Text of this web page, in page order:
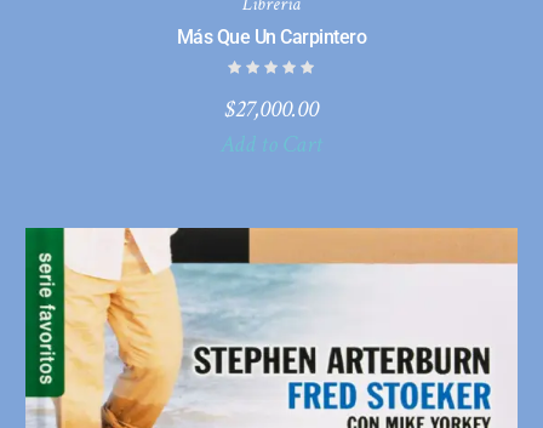
Más Que Un Carpintero
$27,000.00
Add to Cart